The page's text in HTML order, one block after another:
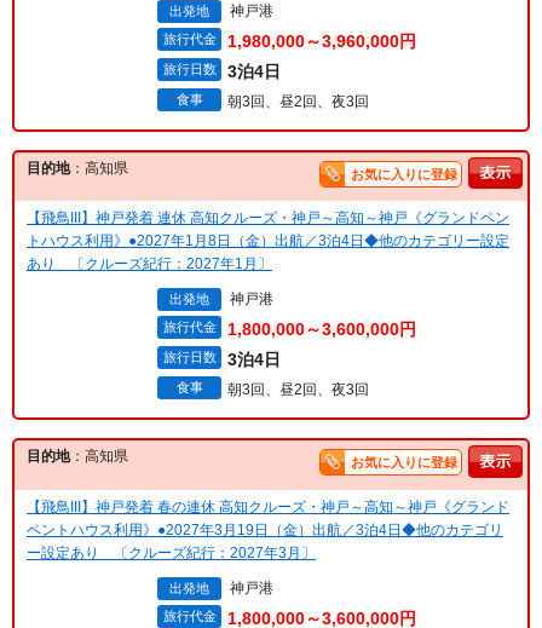
出発地 神戸港
旅行代金 1,980,000～3,960,000円
旅行日数 3泊4日
食事 朝3回、昼2回、夜3回
目的地：高知県 お気に入りに登録
【飛鳥III】神戸発着 連休 高知クルーズ・神戸～高知～神戸《グランドペン
トハウス利用》●2027年1月8日（金）出航／3泊4日◆他のカテゴリー設定
あり 〔クルーズ紀行：2027年1月〕
出発地 神戸港
旅行代金 1,800,000～3,600,000円
旅行日数 3泊4日
食事 朝3回、昼2回、夜3回
目的地：高知県 お気に入りに登録
【飛鳥III】神戸発着 春の連休 高知クルーズ・神戸～高知～神戸《グランド
ペントハウス利用》●2027年3月19日（金）出航／3泊4日◆他のカテゴリ
ー設定あり 〔クルーズ紀行：2027年3月〕
出発地 神戸港
旅行代金 1,800,000～3,600,000円